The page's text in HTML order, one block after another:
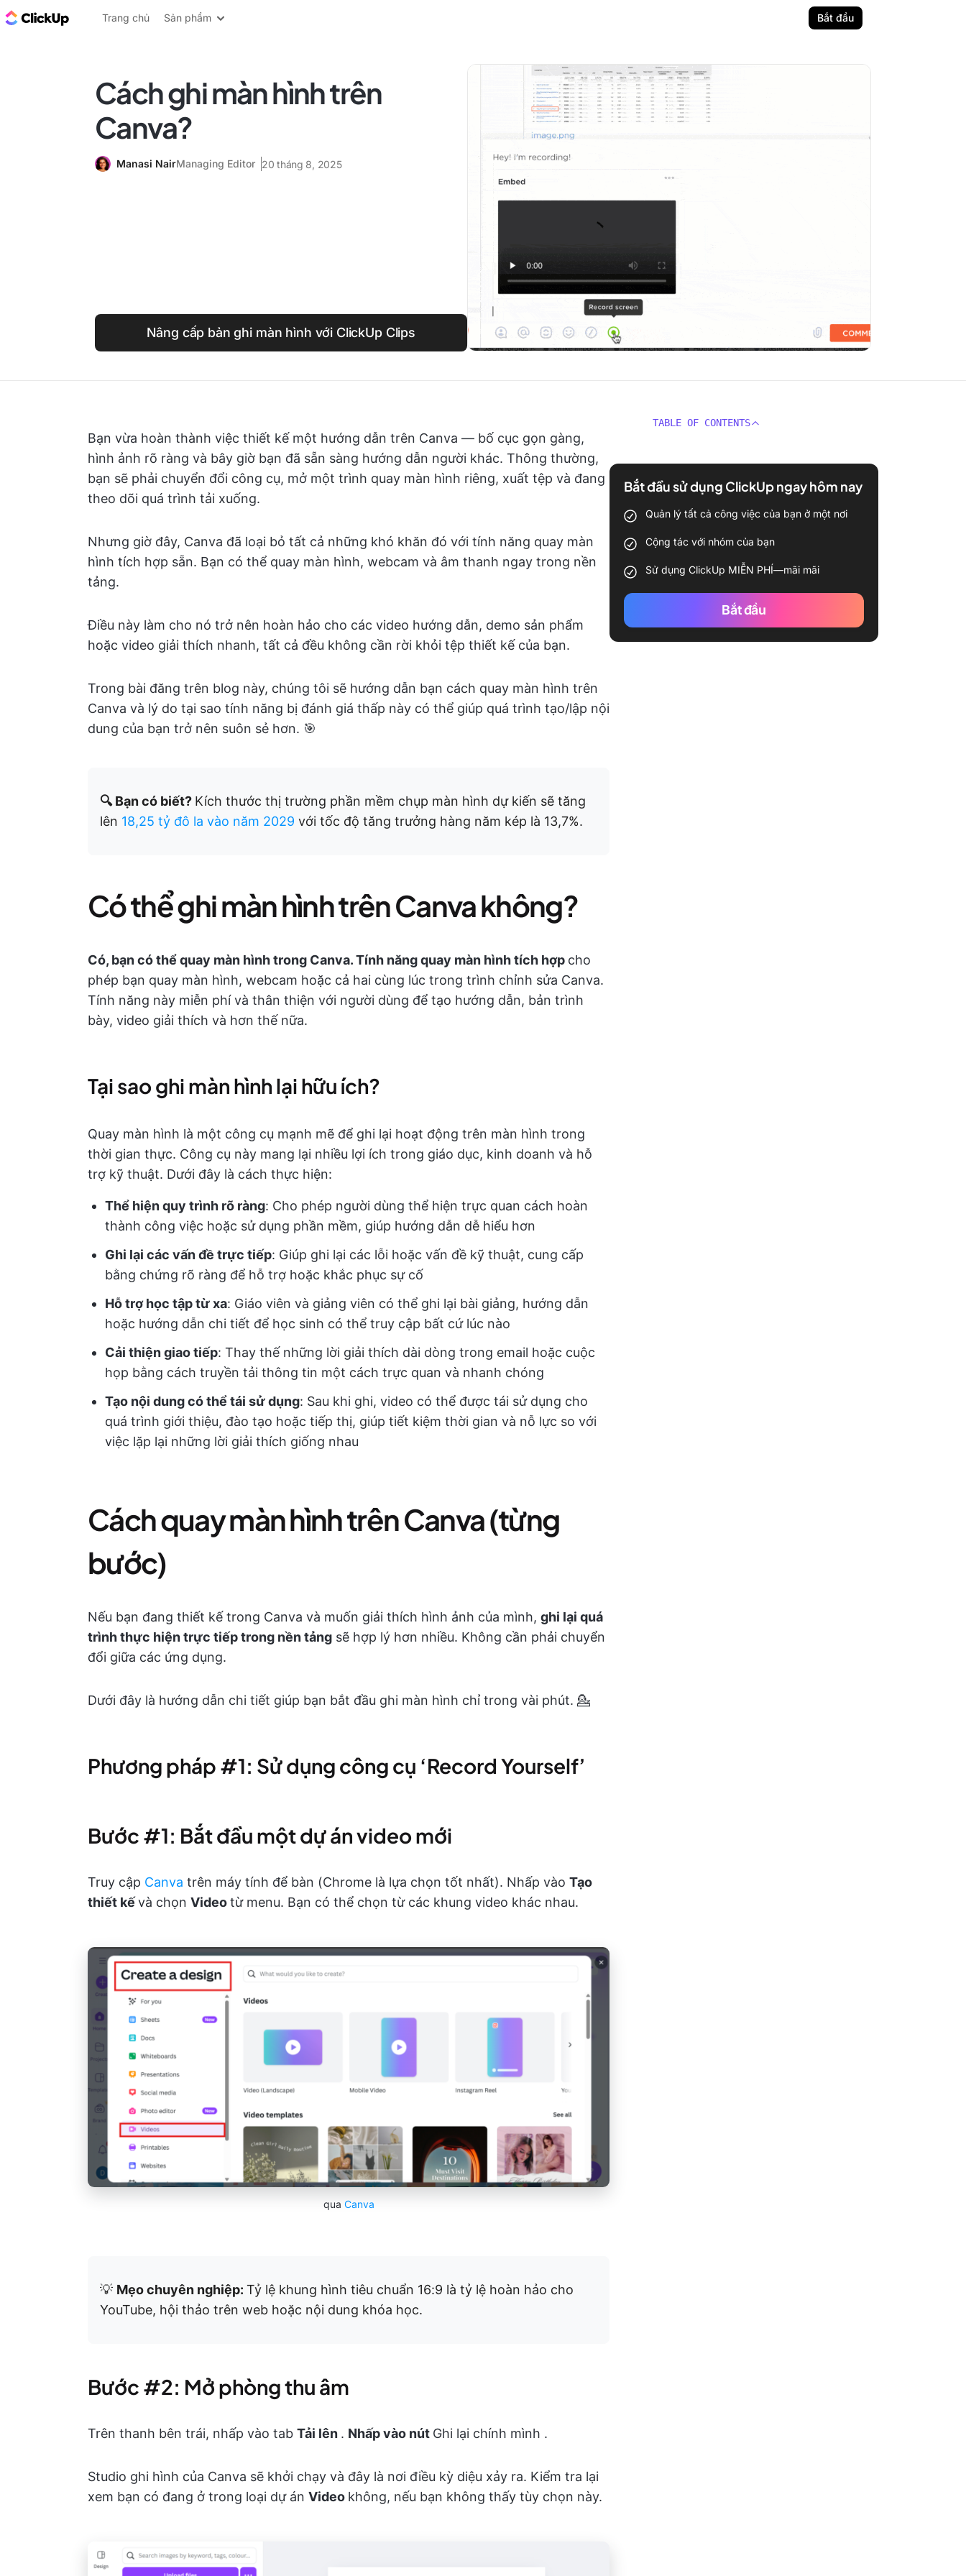
ClickUp Blog
Trang chủ Sản phẩm Bắt đầu
Cách ghi màn hình trên
Canva?
Manasi NairManaging Editor 20 tháng 8, 2025
Nâng cấp bản ghi màn hình với ClickUp Clips
Bạn vừa hoàn thành việc thiết kế một hướng dẫn trên Canva — bố cục gọn gàng,
hình ảnh rõ ràng và bây giờ bạn đã sẵn sàng hướng dẫn người khác. Thông thường,
bạn sẽ phải chuyển đổi công cụ, mở một trình quay màn hình riêng, xuất tệp và đang
theo dõi quá trình tải xuống.
Nhưng giờ đây, Canva đã loại bỏ tất cả những khó khăn đó với tính năng quay màn
hình tích hợp sẵn. Bạn có thể quay màn hình, webcam và âm thanh ngay trong nền
tảng.
Điều này làm cho nó trở nên hoàn hảo cho các video hướng dẫn, demo sản phẩm
hoặc video giải thích nhanh, tất cả đều không cần rời khỏi tệp thiết kế của bạn.
Trong bài đăng trên blog này, chúng tôi sẽ hướng dẫn bạn cách quay màn hình trên
Canva và lý do tại sao tính năng bị đánh giá thấp này có thể giúp quá trình tạo/lập nội
dung của bạn trở nên suôn sẻ hơn. 🎯
🔍 Bạn có biết? Kích thước thị trường phần mềm chụp màn hình dự kiến sẽ tăng
lên 18,25 tỷ đô la vào năm 2029 với tốc độ tăng trưởng hàng năm kép là 13,7%.
Có thể ghi màn hình trên Canva không?
Có, bạn có thể quay màn hình trong Canva. Tính năng quay màn hình tích hợp cho
phép bạn quay màn hình, webcam hoặc cả hai cùng lúc trong trình chỉnh sửa Canva.
Tính năng này miễn phí và thân thiện với người dùng để tạo hướng dẫn, bản trình
bày, video giải thích và hơn thế nữa.
Tại sao ghi màn hình lại hữu ích?
Quay màn hình là một công cụ mạnh mẽ để ghi lại hoạt động trên màn hình trong
thời gian thực. Công cụ này mang lại nhiều lợi ích trong giáo dục, kinh doanh và hỗ
trợ kỹ thuật. Dưới đây là cách thực hiện:
Thể hiện quy trình rõ ràng: Cho phép người dùng thể hiện trực quan cách hoàn
thành công việc hoặc sử dụng phần mềm, giúp hướng dẫn dễ hiểu hơn
Ghi lại các vấn đề trực tiếp: Giúp ghi lại các lỗi hoặc vấn đề kỹ thuật, cung cấp
bằng chứng rõ ràng để hỗ trợ hoặc khắc phục sự cố
Hỗ trợ học tập từ xa: Giáo viên và giảng viên có thể ghi lại bài giảng, hướng dẫn
hoặc hướng dẫn chi tiết để học sinh có thể truy cập bất cứ lúc nào
Cải thiện giao tiếp: Thay thế những lời giải thích dài dòng trong email hoặc cuộc
họp bằng cách truyền tải thông tin một cách trực quan và nhanh chóng
Tạo nội dung có thể tái sử dụng: Sau khi ghi, video có thể được tái sử dụng cho
quá trình giới thiệu, đào tạo hoặc tiếp thị, giúp tiết kiệm thời gian và nỗ lực so với
việc lặp lại những lời giải thích giống nhau
Cách quay màn hình trên Canva (từng
bước)
Nếu bạn đang thiết kế trong Canva và muốn giải thích hình ảnh của mình, ghi lại quá
trình thực hiện trực tiếp trong nền tảng sẽ hợp lý hơn nhiều. Không cần phải chuyển
đổi giữa các ứng dụng.
Dưới đây là hướng dẫn chi tiết giúp bạn bắt đầu ghi màn hình chỉ trong vài phút. 💁
Phương pháp #1: Sử dụng công cụ ‘Record Yourself’
Bước #1: Bắt đầu một dự án video mới
Truy cập Canva trên máy tính để bàn (Chrome là lựa chọn tốt nhất). Nhấp vào Tạo
thiết kếvà chọn Videotừ menu. Bạn có thể chọn từ các khung video khác nhau.
qua Canva
💡 Mẹo chuyên nghiệp: Tỷ lệ khung hình tiêu chuẩn 16:9 là tỷ lệ hoàn hảo cho
YouTube, hội thảo trên web hoặc nội dung khóa học.
Bước #2: Mở phòng thu âm
Trên thanh bên trái, nhấp vào tab Tải lên . Nhấp vào nút Ghi lại chính mình .
Studio ghi hình của Canva sẽ khởi chạy và đây là nơi điều kỳ diệu xảy ra. Kiểm tra lại
xem bạn có đang ở trong loại dự án Video không, nếu bạn không thấy tùy chọn này.
TABLE OF CONTENTS
Bắt đầu sử dụng ClickUp ngay hôm nay
Quản lý tất cả công việc của bạn ở một nơi
Cộng tác với nhóm của bạn
Sử dụng ClickUp MIỄN PHÍ—mãi mãi
Bắt đầu